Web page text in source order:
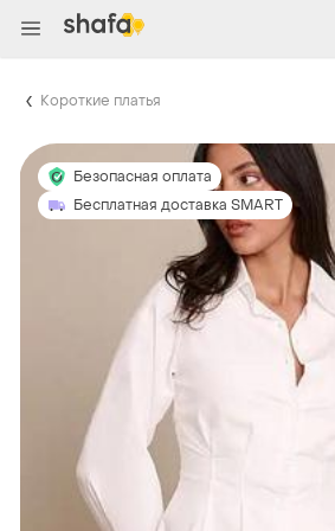
Короткие платья
Безопасная оплата
Бесплатная доставка SMART